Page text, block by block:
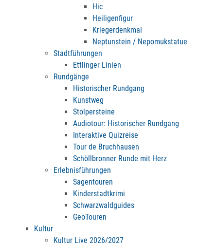
Hic
Heiligenfigur
Kriegerdenkmal
Neptunstein / Nepomukstatue
Stadtführungen
Ettlinger Linien
Rundgänge
Historischer Rundgang
Kunstweg
Stolpersteine
Audiotour: Historischer Rundgang
Interaktive Quizreise
Tour de Bruchhausen
Schöllbronner Runde mit Herz
Erlebnisführungen
Sagentouren
Kinderstadtkrimi
Schwarzwaldguides
GeoTouren
Kultur
Kultur Live 2026/2027